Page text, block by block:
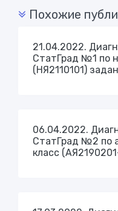
Похожие
21.04.2022.
СтатГрад №1 по
(НЯ2110101)
06.04.2022.
СтатГрад №2 по
класс